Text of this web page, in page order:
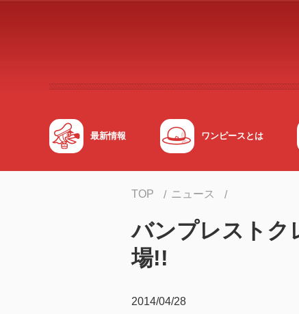
最新情報 ワンピースとは
TOP ニュース
バンプレストク
場!!
2014/04/28